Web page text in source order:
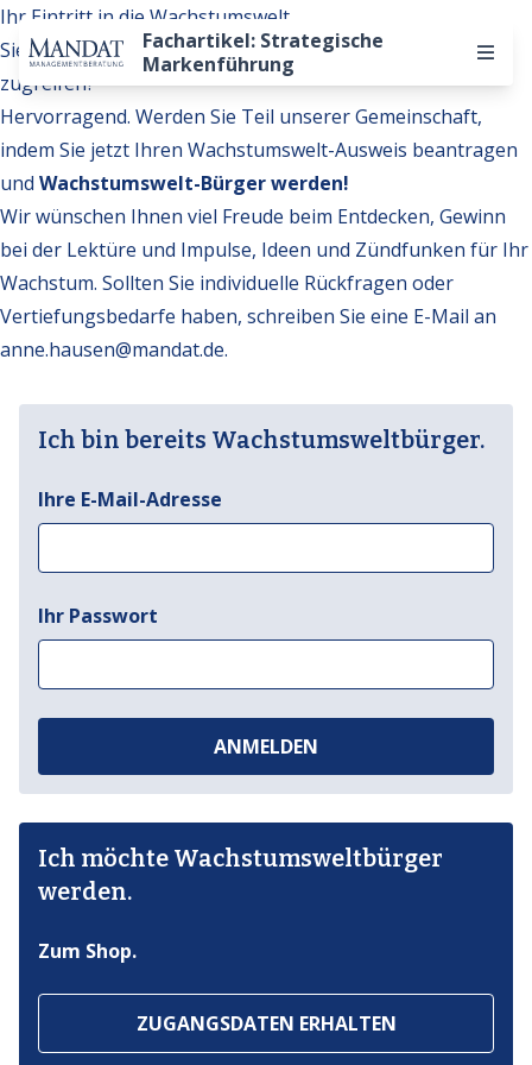
Fachartikel: Strategische
Markenführung
Ihr Eintritt in die Wachstumswelt
Sie möchten auf weitere Inhalte der Wachstumswelt
zugreifen?
Hervorragend. Werden Sie Teil unserer Gemeinschaft,
indem Sie jetzt Ihren Wachstumswelt-Ausweis beantragen
und Wachstumswelt-Bürger werden!
Wir wünschen Ihnen viel Freude beim Entdecken, Gewinn
bei der Lektüre und Impulse, Ideen und Zündfunken für Ihr
Wachstum. Sollten Sie individuelle Rückfragen oder
Vertiefungsbedarfe haben, schreiben Sie eine E-Mail an
anne.hausen@mandat.de.
Ich bin bereits Wachstumsweltbürger.
Ihre E-Mail-Adresse
Ihr Passwort
ANMELDEN
Ich möchte Wachstumsweltbürger
werden.
Zum Shop.
ZUGANGSDATEN ERHALTEN